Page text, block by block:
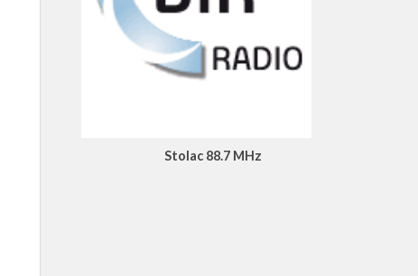
Stolac 88.7 MHz